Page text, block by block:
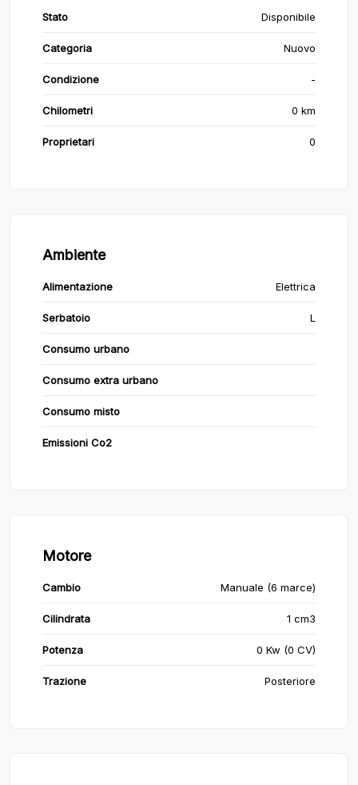
Stato Disponibile
Categoria Nuovo
Condizione -
Chilometri 0 km
Proprietari 0
Ambiente
Alimentazione Elettrica
Serbatoio L
Consumo urbano
Consumo extra urbano
Consumo misto
Emissioni Co2
Motore
Cambio Manuale (6 marce)
Cilindrata 1 cm3
Potenza 0 Kw (0 CV)
Trazione Posteriore